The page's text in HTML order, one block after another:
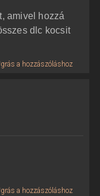
amivel hozzá
dlc kocsit
a hozzászóláshoz
a hozzászóláshoz